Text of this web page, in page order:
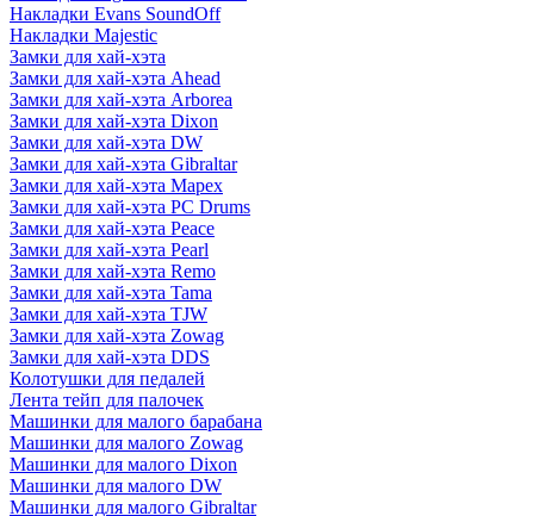
Накладки Evans SoundOff
Накладки Majestic
Замки для хай-хэта
Замки для хай-хэта Ahead
Замки для хай-хэта Arborea
Замки для хай-хэта Dixon
Замки для хай-хэта DW
Замки для хай-хэта Gibraltar
Замки для хай-хэта Mapex
Замки для хай-хэта PC Drums
Замки для хай-хэта Peace
Замки для хай-хэта Pearl
Замки для хай-хэта Remo
Замки для хай-хэта Tama
Замки для хай-хэта TJW
Замки для хай-хэта Zowag
Замки для хай-хэта DDS
Колотушки для педалей
Лента тейп для палочек
Машинки для малого барабана
Машинки для малого Zowag
Машинки для малого Dixon
Машинки для малого DW
Машинки для малого Gibraltar